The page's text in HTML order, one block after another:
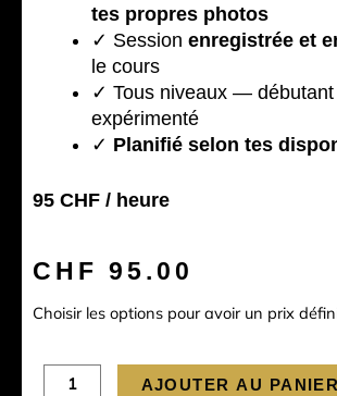
tes propres photos
✓ Session enregistrée et
le cours
✓ Tous niveaux — débutant
expérimenté
✓ Planifié selon tes
95 CHF / heure
CHF 95.00
Choisir les options pour avoir un prix
quantité
AJOUTER AU PANIER